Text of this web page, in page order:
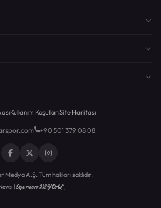
Kullanım KoşullarıSite Haritası
+90 501 379 08 08
Medya A.Ş. Tüm hakları saklıdır.
|Egemen KEYDAL